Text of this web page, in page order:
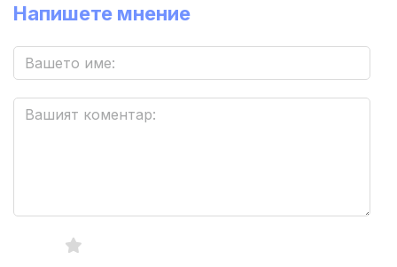
Напишете мнение